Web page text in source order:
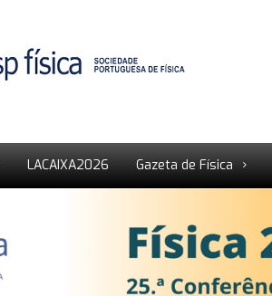
LACAIXA2026 Gazeta de Física